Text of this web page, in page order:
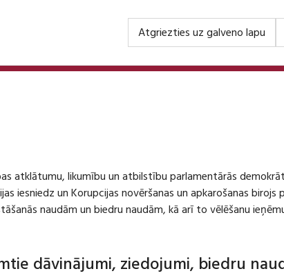
Atgriezties uz galveno lapu
atklātumu, likumību un atbilstību parlamentārās
iesniedz un Korupcijas novēršanas un apkarošanas
naudām un biedru naudām, kā arī to vēlēšanu
dāvinājumi, ziedojumi, biedru